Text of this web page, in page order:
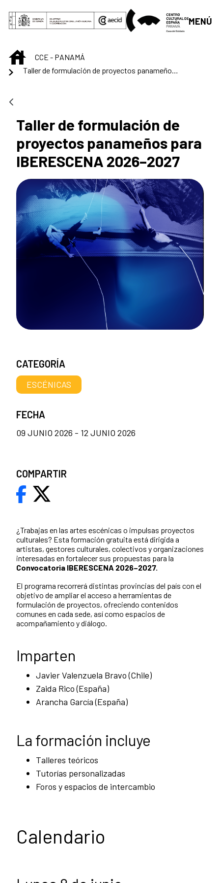
Saltar al contenido principal
MENÚ
INICIOCCE - PANAMÁ
Taller de formulación de
proyectos panameños para
IBERESCENA 2026–2027
¿Trabajas en las artes escénicas o impulsas proyectos
culturales? Esta formación gratuita está dirigida a
artistas, gestores culturales, colectivos y organizaciones
interesadas en fortalecer sus propuestas para la
Convocatoria IBERESCENA 2026–2027.
El programa recorrerá distintas provincias del país con el
objetivo de ampliar el acceso a herramientas de
formulación de proyectos, ofreciendo contenidos
comunes en cada sede, así como espacios de
acompañamiento y diálogo.
Imparten
Javier Valenzuela Bravo (Chile)
Zaida Rico (España)
Arancha García (España)
La formación incluye
Talleres teóricos
Tutorías personalizadas
Foros y espacios de intercambio
Calendario
CATEGORÍA
ESCÉNICAS
FECHA
09 JUNIO 2026 - 12 JUNIO 2026
COMPARTIR